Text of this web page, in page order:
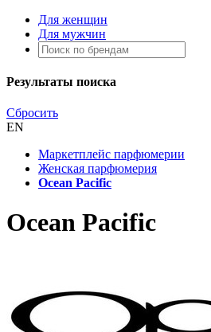
Для женщин
Для мужчин
Результаты поиска
Сбросить
EN
Маркетплейс парфюмерии
Женская парфюмерия
Ocean Pacific
Ocean Pacific